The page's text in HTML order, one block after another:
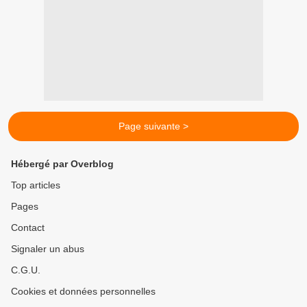
Page suivante >
Hébergé par Overblog
Top articles
Pages
Contact
Signaler un abus
C.G.U.
Cookies et données personnelles